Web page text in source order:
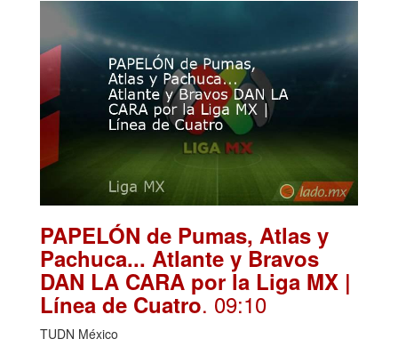
PAPELÓN de Pumas, Atlas y
Pachuca... Atlante y Bravos
DAN LA CARA por la Liga MX |
Línea de Cuatro. 09:10
TUDN México